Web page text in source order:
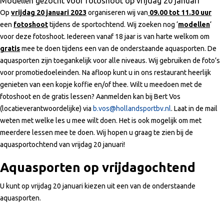
Op vrijdag 20 januari 2023 organiseren wij van 09.00 tot 11.30 uur
een fotoshoottijdens de sportochtend. Wij zoeken nog ‘modellen‘
voor deze fotoshoot. Iedereen vanaf 18 jaar is van harte welkom om
gratismee te doen tijdens een van de onderstaande aquasporten. De
aquasporten zijn toegankelijk voor alle niveaus. Wij gebruiken de foto’s
voor promotiedoeleinden. Na afloop kunt u in ons restaurant heerlijk
genieten van een kopje koffie en/of thee. Wilt u meedoen met de
fotoshoot en de gratis lessen? Aanmelden kan bij Bert Vos
(locatieverantwoordelijke) via b.vos@hollandsportbv.nl. Laat in de mail
weten met welke les u mee wilt doen. Het is ook mogelijk om met
meerdere lessen mee te doen. Wij hopen u graag te zien bij de
aquasportochtend van vrijdag 20 januari!
Aquasporten op vrijdagochtend
U kunt op vrijdag 20 januari kiezen uit een van de onderstaande
aquasporten.